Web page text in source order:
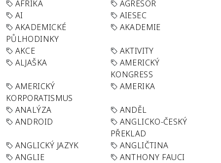
AFRIKA
AGRESOR
AI
AIESEC
AKADEMICKÉ
PŮLHODINKY
AKADEMIE
AKCE
AKTIVITY
ALJAŠKA
AMERICKÝ
KONGRESS
AMERICKÝ
KORPORATISMUS
AMERIKA
ANALÝZA
ANDĚL
ANDROID
ANGLICKO-ČESKÝ
PŘEKLAD
ANGLICKÝ JAZYK
ANGLIČTINA
ANGLIE
ANTHONY FAUCI